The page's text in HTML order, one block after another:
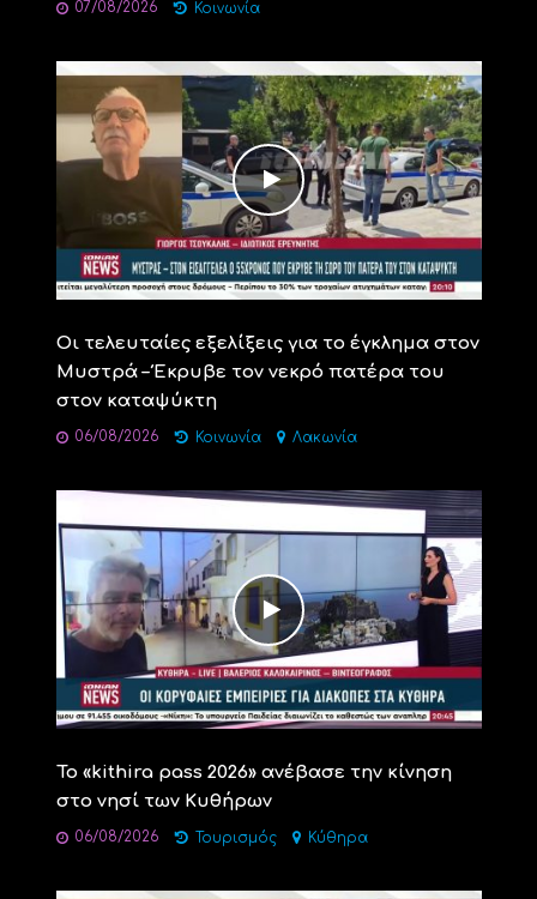
07/08/2026 Κοινωνία
Οι τελευταίες εξελίξεις για το έγκλημα στον
Μυστρά – Έκρυβε τον νεκρό πατέρα του
στον καταψύκτη
06/08/2026 Κοινωνία Λακωνία
Το «kithira pass 2026» ανέβασε την κίνηση
στο νησί των Κυθήρων
06/08/2026 Τουρισμός Κύθηρα